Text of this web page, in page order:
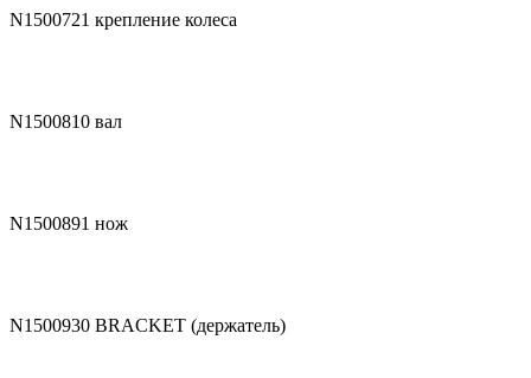
N1500721 крепление колеса
N1500810 вал
N1500891 нож
N1500930 BRACKET (держатель)